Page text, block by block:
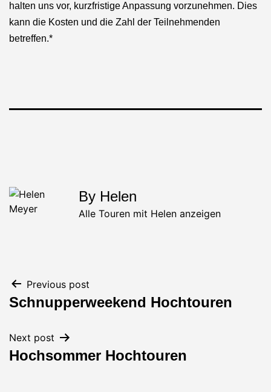
halten uns vor, kurzfristige Anpassung vorzunehmen. Dies
kann die Kosten und die Zahl der Teilnehmenden
betreffen.*
By Helen
Alle Touren mit Helen anzeigen
Beitrags-
Navigation
Previous post
Schnupperweekend Hochtouren
Next post
Hochsommer Hochtouren